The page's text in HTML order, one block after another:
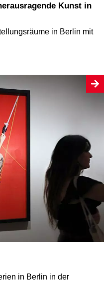
in Berlin mit
in Berlin in der